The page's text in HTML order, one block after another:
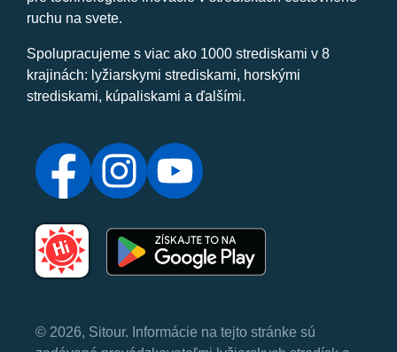
ruchu na svete.
Spolupracujeme s viac ako 1000 strediskami v 8
krajinách: lyžiarskymi strediskami, horskými
strediskami, kúpaliskami a ďalšími.
© 2026, Sitour. Informácie na tejto stránke sú